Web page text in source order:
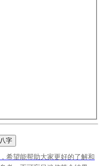
字
希望能帮助大家更好的了解和